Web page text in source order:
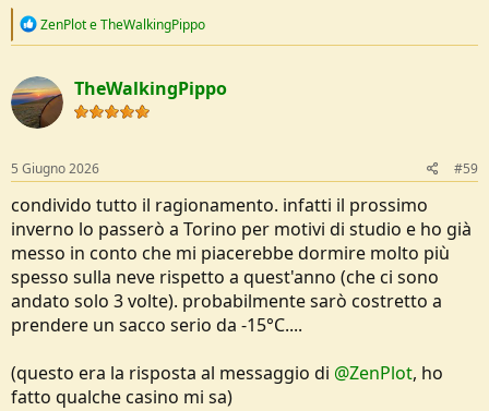
R
c
t
i
o
s
:
ZenPloteTheWalkingPippo
TheWalkingPippo
5 Giugno 2026 #59
condivido tutto il ragionamento. infatti il prossimo
inverno lo passerò a Torino per motivi di studio e ho già
messo in conto che mi piacerebbe dormire molto più
spesso sulla neve rispetto a quest'anno (che ci sono
andato solo 3 volte). probabilmente sarò costretto a
prendere un sacco serio da -15°C....
(questo era la risposta al messaggio di @ZenPlot, ho
fatto qualche casino mi sa)